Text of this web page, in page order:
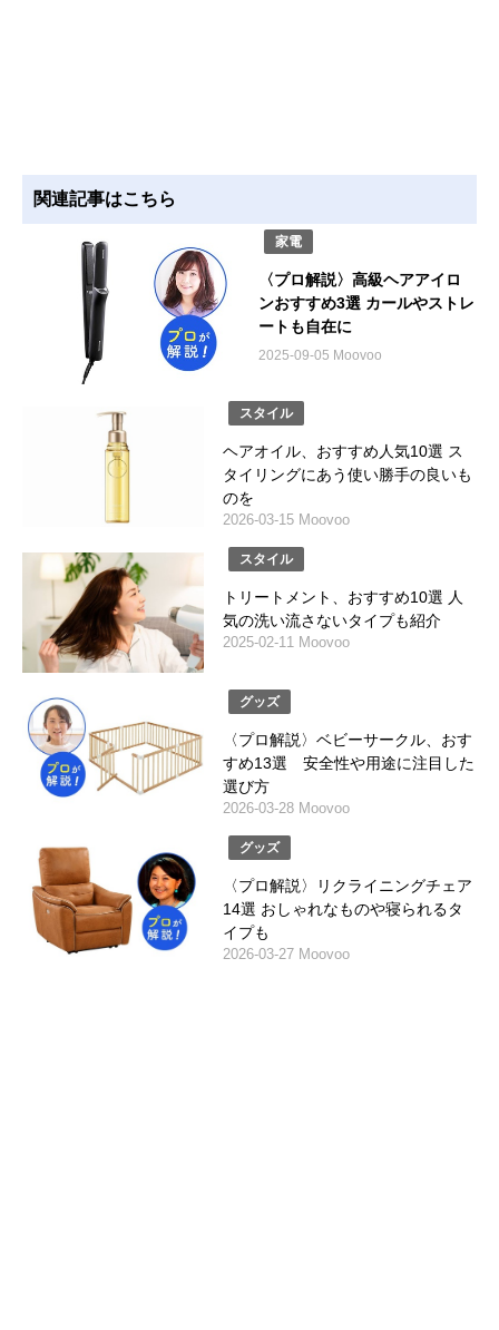
関連記事はこちら
家電
〈プロ解説〉高級ヘアアイロ
ンおすすめ3選 カールやストレ
ートも自在に
2025-09-05 Moovoo
スタイル
ヘアオイル、おすすめ人気10選 ス
タイリングにあう使い勝手の良いも
のを
2026-03-15 Moovoo
スタイル
トリートメント、おすすめ10選 人
気の洗い流さないタイプも紹介
2025-02-11 Moovoo
グッズ
〈プロ解説〉ベビーサークル、おす
すめ13選 安全性や用途に注目した
選び方
2026-03-28 Moovoo
グッズ
〈プロ解説〉リクライニングチェア
14選 おしゃれなものや寝られるタ
イプも
2026-03-27 Moovoo